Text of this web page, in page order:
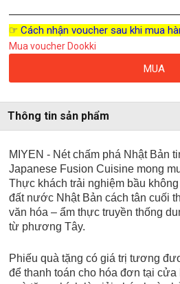
☞ Cách nhận voucher sau khi mua
Mua voucher Dookki
MUA
Thông tin sản phẩm
MIYEN - Nét chấm phá Nhật Bản
Japanese Fusion Cuisine mong
Thực khách trải nghiệm bầu
đất nước Nhật Bản cách tân cuối
văn hóa – ẩm thực truyền thống
từ phương Tây.
Phiếu quà tặng có giá trị tương
để thanh toán cho hóa đơn tại cửa